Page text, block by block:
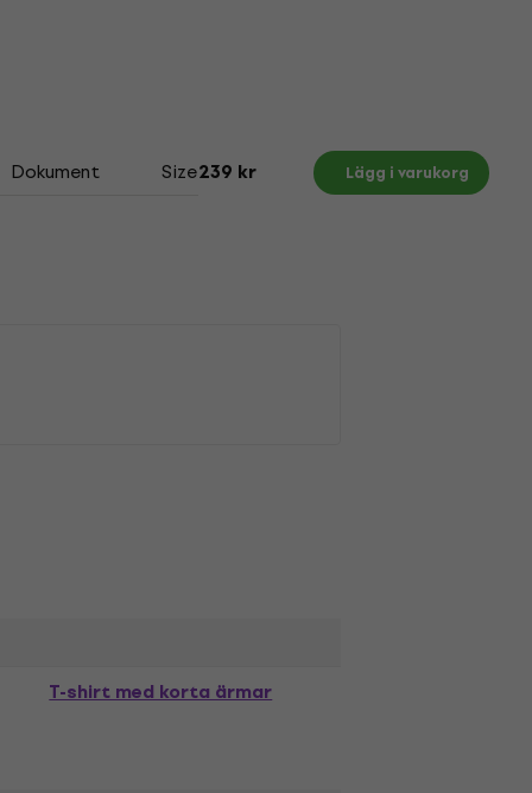
Dokument Size Chart
239 kr Lägg i varukorg
T-shirt med korta ärmar